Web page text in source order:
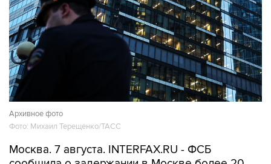
Архивное фото
Фото: Михаил Терещенко/ТАСС
Москва. 7 августа. INTERFAX.RU - ФСБ